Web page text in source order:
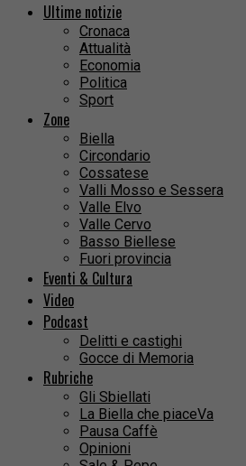
Ultime notizie
Cronaca
Attualità
Economia
Politica
Sport
Zone
Biella
Circondario
Cossatese
Valli Mosso e Sessera
Valle Elvo
Valle Cervo
Basso Biellese
Fuori provincia
Eventi & Cultura
Video
Podcast
Delitti e castighi
Gocce di Memoria
Rubriche
Gli Sbiellati
La Biella che piaceVa
Pausa Caffè
Opinioni